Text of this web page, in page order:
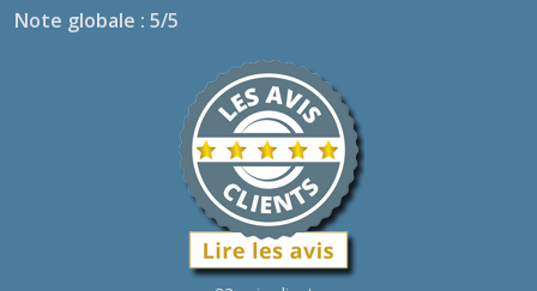
Note globale : 5/5